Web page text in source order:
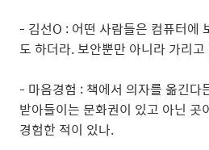
- 김선O : 어떤 사람들은 컴퓨터에
도 하더라. 보안뿐만 아니라 가리
- 마음경험 : 책에서 의자를 옮긴다
받아들이는 문화권이 있고 아닌 곳
경험한 적이 있나.